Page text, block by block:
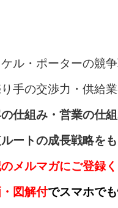
ル・ポーターの競
手の交渉力・供給業
仕組み・営業の仕
ートの成長戦略を
メルマガにご登録く
図解付でスマホで